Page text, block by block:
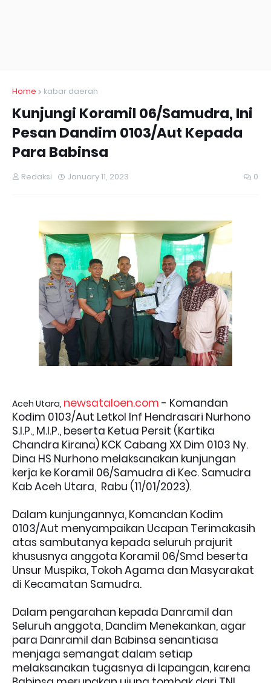
Home kabar daerah
Kunjungi Koramil 06/Samudra, Ini
Pesan Dandim 0103/Aut Kepada
Para Babinsa
Redaksi January 11, 2023 0
Aceh Utara, newsataloen.com - Komandan
Kodim 0103/Aut Letkol Inf Hendrasari Nurhono
S.I.P., M.I.P., beserta Ketua Persit (Kartika
Chandra Kirana) KCK Cabang XX Dim 0103 Ny.
Dina HS Nurhono melaksanakan kunjungan
kerja ke Koramil 06/Samudra di Kec. Samudra
Kab Aceh Utara, Rabu (11/01/2023).
Dalam kunjungannya, Komandan Kodim
0103/Aut menyampaikan Ucapan Terimakasih
atas sambutanya kepada seluruh prajurit
khususnya anggota Koramil 06/Smd beserta
Unsur Muspika, Tokoh Agama dan Masyarakat
di Kecamatan Samudra.
Dalam pengarahan kepada Danramil dan
Seluruh anggota, Dandim Menekankan, agar
para Danramil dan Babinsa senantiasa
menjaga semangat dalam setiap
melaksanakan tugasnya di lapangan, karena